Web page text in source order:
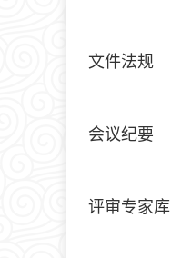
文件法规
会议纪要
评审专家库